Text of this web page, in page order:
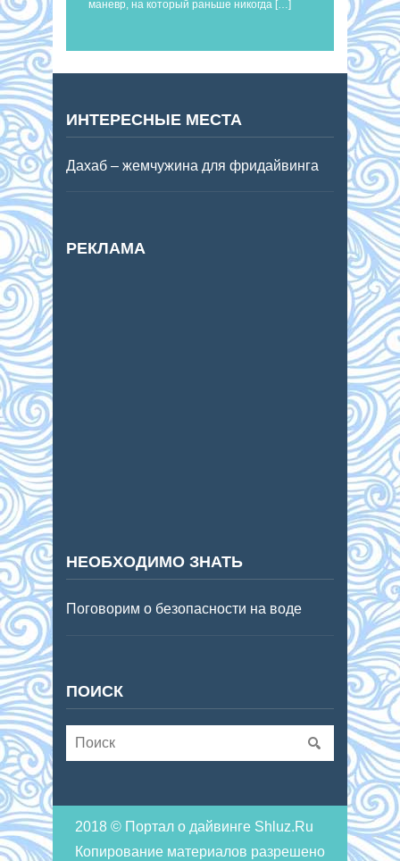
маневр, на который раньше никогда […]
ИНТЕРЕСНЫЕ МЕСТА
Дахаб – жемчужина для фридайвинга
РЕКЛАМА
НЕОБХОДИМО ЗНАТЬ
Поговорим о безопасности на воде
ПОИСК
2018 © Портал о дайвинге Shluz.Ru
Копирование материалов разрешено